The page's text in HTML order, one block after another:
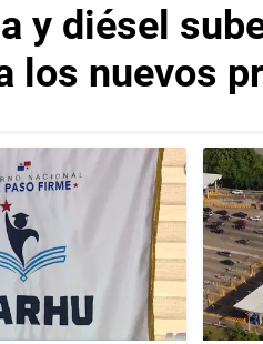
y diésel
los nuevos